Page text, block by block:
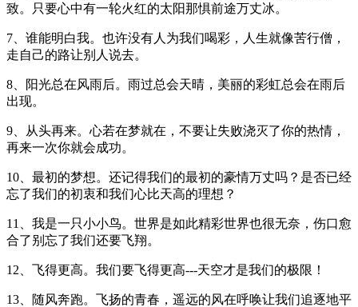
致。只要心中有一轮火红的太阳那惧前途万丈冰。
7、谁能明白我。也许没有人为我们喝彩，人生就像苦行僧，
走自己的路让别人说去。
8、阳光总在风雨后。雨过总会天晴，美丽的彩虹总会在雨后
出现。
9、从头再来。心若在梦就在，不要让失败浇灭了你的热情，
再来一次你就会成功。
10、最初的梦想。还记得我们的最初的豪情万丈吗？是否已经
忘了我们的初衷和我们心比天高的理想？
11、我是一只小小鸟。世界是如此精彩世界也很无奈，伤口愈
合了别忘了我们还要飞翔。
12、飞得更高。我们要飞得更高---天空才是我们的极限！
13、随风奔跑。飞扬的青春，遥远的风在呼唤让我们追逐地平